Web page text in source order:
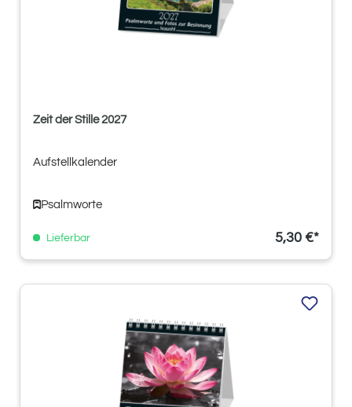
Zeit der Stille 2027
Aufstellkalender
Psalmworte
Lieferbar 5,30 €*